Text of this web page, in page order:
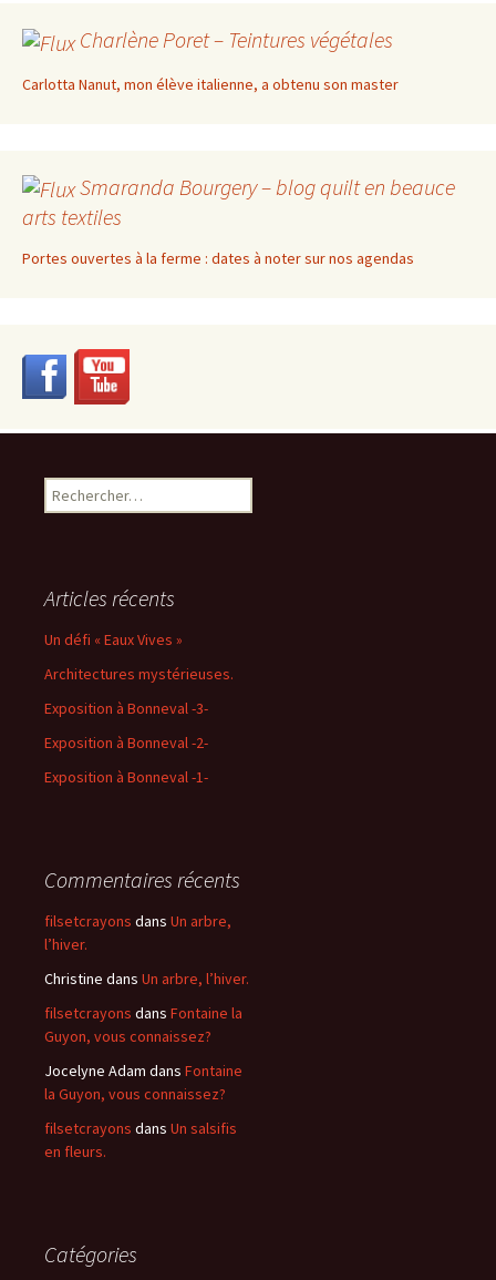
Charlène Poret – Teintures végétales
Carlotta Nanut, mon élève italienne, a obtenu son master
Smaranda Bourgery – blog quilt en beauce
arts textiles
Portes ouvertes à la ferme : dates à noter sur nos agendas
Rechercher :
Articles récents
Un défi « Eaux Vives »
Architectures mystérieuses.
Exposition à Bonneval -3-
Exposition à Bonneval -2-
Exposition à Bonneval -1-
Commentaires récents
filsetcrayons dans Un arbre,
l’hiver.
Christine dans Un arbre, l’hiver.
filsetcrayons dans Fontaine la
Guyon, vous connaissez?
Jocelyne Adam dans Fontaine
la Guyon, vous connaissez?
filsetcrayons dans Un salsifis
en fleurs.
Catégories